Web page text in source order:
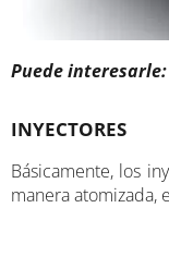
Puede interesarle:
INYECTORES
Básicamente, los
manera atomizada,